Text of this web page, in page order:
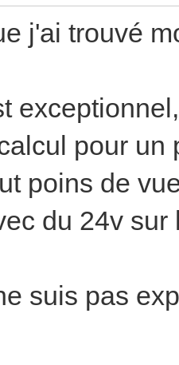
j'ai trouvé
pour
poins de
du 24v
suis pas